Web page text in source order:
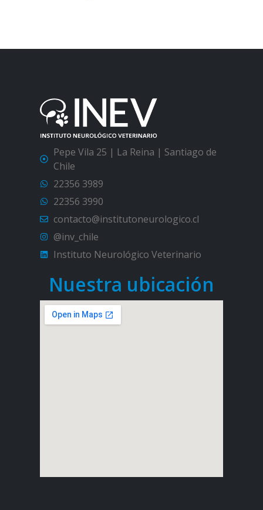
Pepe Vila 25 | La Reina | Santiago de
Chile
22356 3989
22356 3990
contacto@institutoneurologico.cl
@inv_chile
Instituto Neurológico Veterinario
Nuestra ubicación